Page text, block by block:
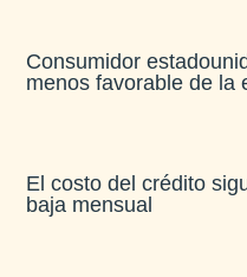
Consumidor
menos favorable de la
El costo del crédito
baja mensual​